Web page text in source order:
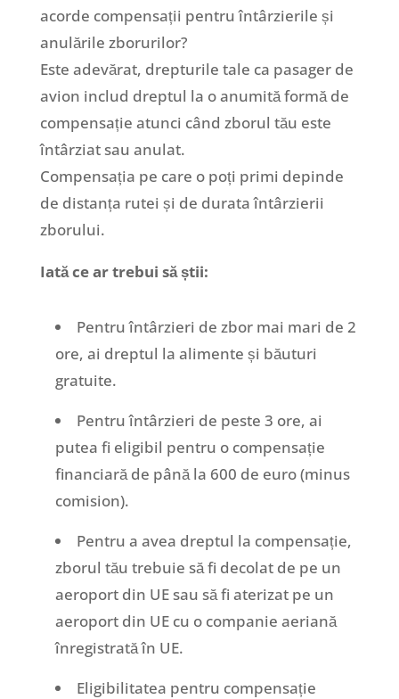
acorde compensații pentru întârzierile și
anulările zborurilor?
Este adevărat, drepturile tale ca pasager de
avion includ dreptul la o anumită formă de
compensație atunci când zborul tău este
întârziat sau anulat.
Compensația pe care o poți primi depinde
de distanța rutei și de durata întârzierii
zborului.
Iată ce ar trebui să știi:
Pentru întârzieri de zbor mai mari de 2
ore, ai dreptul la alimente și băuturi
gratuite.
Pentru întârzieri de peste 3 ore, ai
putea fi eligibil pentru o compensație
financiară de până la 600 de euro (minus
comision).
Pentru a avea dreptul la compensație,
zborul tău trebuie să fi decolat de pe un
aeroport din UE sau să fi aterizat pe un
aeroport din UE cu o companie aeriană
înregistrată în UE.
Eligibilitatea pentru compensație